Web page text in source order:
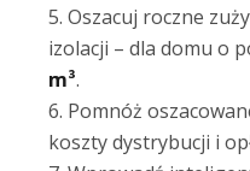
Oszacuj roczne
izolacji – dla domu o
m³.
Pomnóż
koszty dystrybucji i